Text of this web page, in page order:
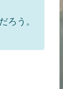
ろう。